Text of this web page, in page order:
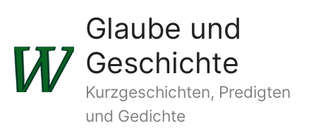
springen
Glaube und
Geschichte
Kurzgeschichten, Predigten
und Gedichte